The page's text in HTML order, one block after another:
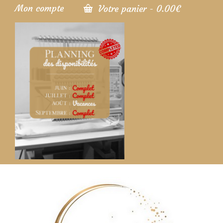
Mon compte Votre panier - 0.00€